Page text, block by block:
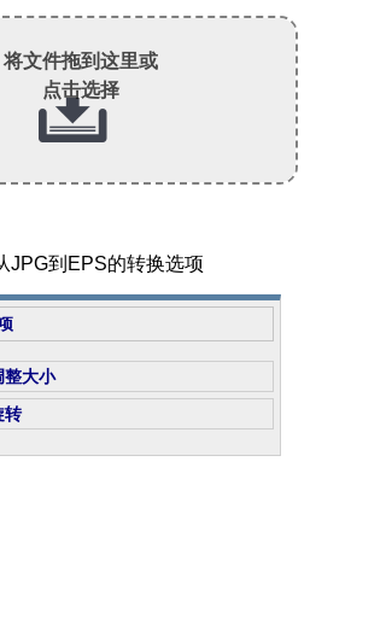
将文件拖到这里或
点击选择
JPG到EPS的转换选项
整大小
转